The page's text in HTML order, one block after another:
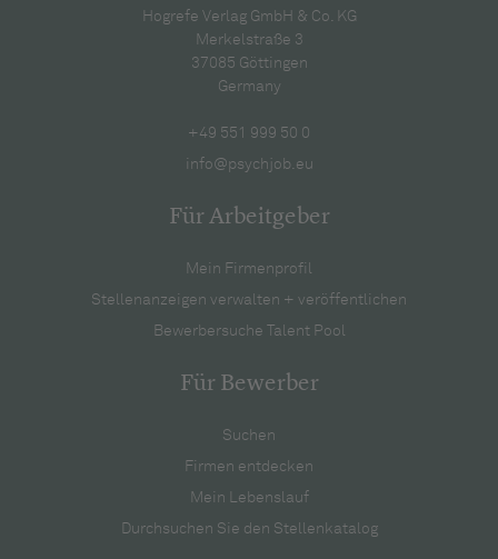
Hogrefe Verlag GmbH & Co. KG
Merkelstraße 3
37085 Göttingen
Germany
+49 551 999 50 0
info@psychjob.eu
Für Arbeitgeber
Mein Firmenprofil
Stellenanzeigen verwalten + veröffentlichen
Bewerbersuche Talent Pool
Für Bewerber
Suchen
Firmen entdecken
Mein Lebenslauf
Durchsuchen Sie den Stellenkatalog